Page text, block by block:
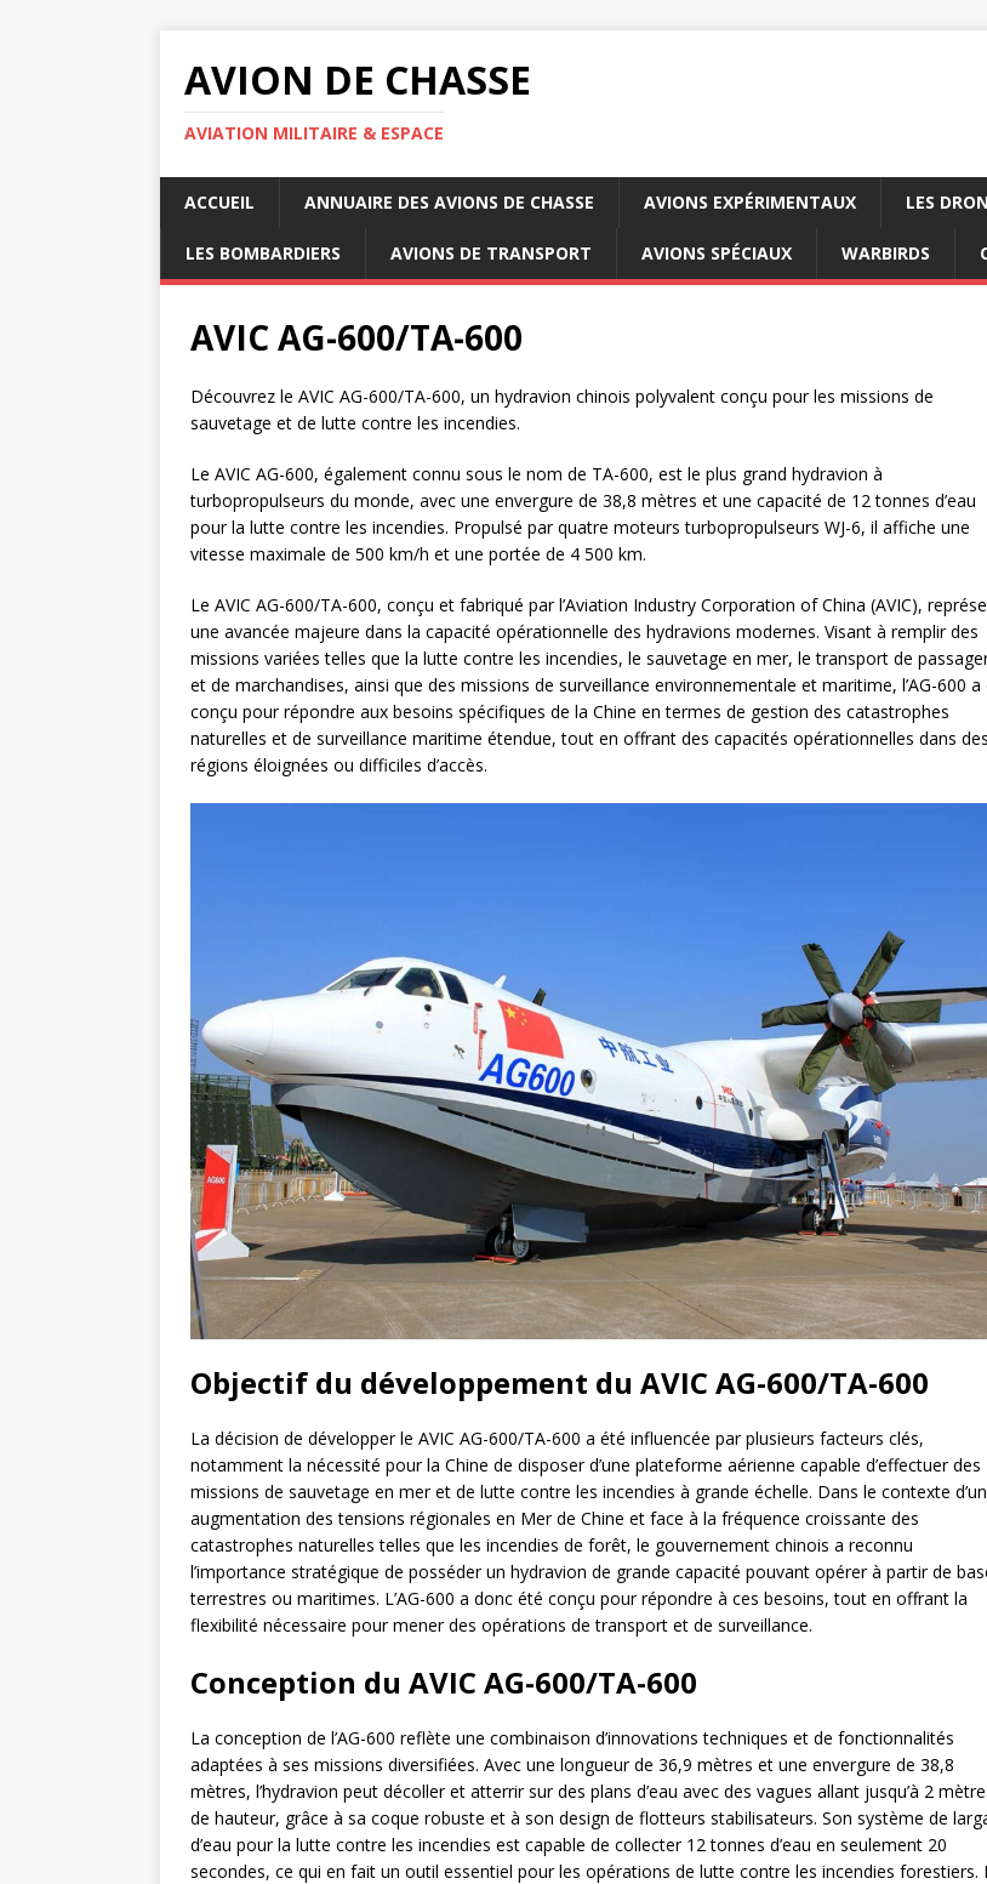
AVION DE CHASSE
AVIATION MILITAIRE & ESPACE
ACCUEIL ANNUAIRE DES AVIONS DE CHASSE AVIONS EXPÉRIMENTAUX LES
LES BOMBARDIERS AVIONS DE TRANSPORT AVIONS SPÉCIAUX WARBIRDS
AVIC AG-600/TA-600
Découvrez le AVIC AG-600/TA-600, un hydravion chinois polyvalent conçu pour les missions de
sauvetage et de lutte contre les incendies.
Le AVIC AG-600, également connu sous le nom de TA-600, est le plus grand hydravion à
turbopropulseurs du monde, avec une envergure de 38,8 mètres et une capacité de 12 tonnes d’eau
pour la lutte contre les incendies. Propulsé par quatre moteurs turbopropulseurs WJ-6, il affiche une
vitesse maximale de 500 km/h et une portée de 4 500 km.
Le AVIC AG-600/TA-600, conçu et fabriqué par l’Aviation Industry Corporation of China (AVIC),
une avancée majeure dans la capacité opérationnelle des hydravions modernes. Visant à remplir des
missions variées telles que la lutte contre les incendies, le sauvetage en mer, le transport de
et de marchandises, ainsi que des missions de surveillance environnementale et maritime, l’AG-600 a
conçu pour répondre aux besoins spécifiques de la Chine en termes de gestion des catastrophes
naturelles et de surveillance maritime étendue, tout en offrant des capacités opérationnelles dans des
régions éloignées ou difficiles d’accès.
Objectif du développement du AVIC AG-600/TA-600
La décision de développer le AVIC AG-600/TA-600 a été influencée par plusieurs facteurs clés,
notamment la nécessité pour la Chine de disposer d’une plateforme aérienne capable d’effectuer des
missions de sauvetage en mer et de lutte contre les incendies à grande échelle. Dans le contexte
augmentation des tensions régionales en Mer de Chine et face à la fréquence croissante des
catastrophes naturelles telles que les incendies de forêt, le gouvernement chinois a reconnu
l’importance stratégique de posséder un hydravion de grande capacité pouvant opérer à partir de
terrestres ou maritimes. L’AG-600 a donc été conçu pour répondre à ces besoins, tout en offrant la
flexibilité nécessaire pour mener des opérations de transport et de surveillance.
Conception du AVIC AG-600/TA-600
La conception de l’AG-600 reflète une combinaison d’innovations techniques et de fonctionnalités
adaptées à ses missions diversifiées. Avec une longueur de 36,9 mètres et une envergure de 38,8
mètres, l’hydravion peut décoller et atterrir sur des plans d’eau avec des vagues allant jusqu’à 2
de hauteur, grâce à sa coque robuste et à son design de flotteurs stabilisateurs. Son système de
d’eau pour la lutte contre les incendies est capable de collecter 12 tonnes d’eau en seulement 20
secondes, ce qui en fait un outil essentiel pour les opérations de lutte contre les incendies forestiers.